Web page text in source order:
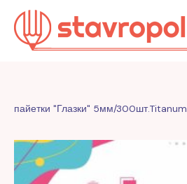
Перейти
содержимому
пайетки "Глазки" 5мм/300шт.Titanum